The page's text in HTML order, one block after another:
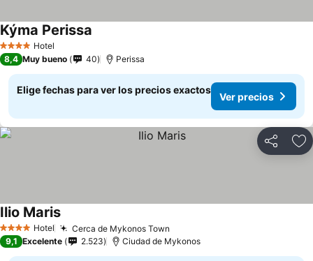
4 EstrellasHotel
Kýma Perissa
8,4 Muy bueno 40 Perissa
Elige fechas para ver los precios exactos
Ver precios
Compartir
4 EstrellasHotel Cerca de Mykonos Town
Ilio Maris
9,1 Excelente 2.523 Ciudad de Mykonos